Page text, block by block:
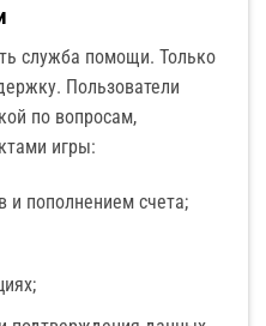
служба помощи. Только
Пользователи
по вопросам,
игры:
и пополнением счета;